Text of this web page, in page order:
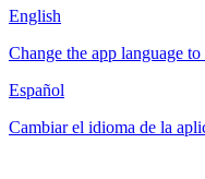
English
Change the app language
Español
Cambiar el idioma de la